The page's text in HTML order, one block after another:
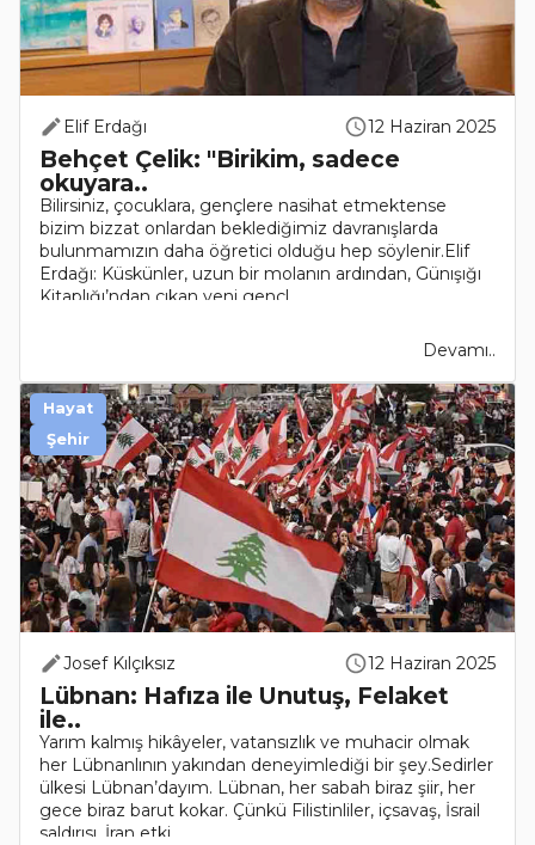
Elif Erdağı 12 Haziran 2025
Behçet Çelik: "Birikim, sadece
okuyara..
Bilirsiniz, çocuklara, gençlere nasihat etmektense
bizim bizzat onlardan beklediğimiz davranışlarda
bulunmamızın daha öğretici olduğu hep söylenir.Elif
Erdağı: Küskünler, uzun bir molanın ardından, Günışığı
Kitaplığı’ndan çıkan yeni gençl..
Devamı..
Josef Kılçıksız 12 Haziran 2025
Lübnan: Hafıza ile Unutuş, Felaket
ile..
Yarım kalmış hikâyeler, vatansızlık ve muhacir olmak
her Lübnanlının yakından deneyimlediği bir şey.Sedirler
ülkesi Lübnan’dayım. Lübnan, her sabah biraz şiir, her
gece biraz barut kokar. Çünkü Filistinliler, içsavaş, İsrail
saldırısı, İran etki..
Hayat
Şehir